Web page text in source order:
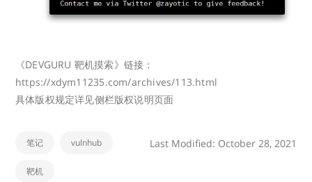
《DEVGURU 靶机摸索》链接：
https://xdym11235.com/archives/113.html
具体版权规定详见侧栏版权说明页面
笔记 vulnhub
靶机
Last Modified: October 28, 2021